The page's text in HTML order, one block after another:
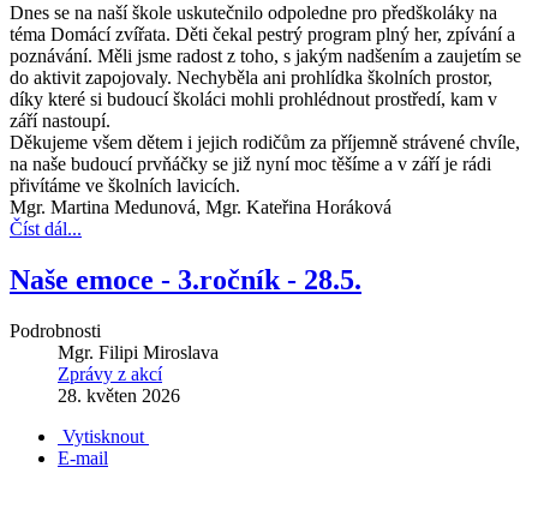
Dnes se na naší škole uskutečnilo odpoledne pro předškoláky na
téma Domácí zvířata. Děti čekal pestrý program plný her, zpívání a
poznávání. Měli jsme radost z toho, s jakým nadšením a zaujetím se
do aktivit zapojovaly. Nechyběla ani prohlídka školních prostor,
díky které si budoucí školáci mohli prohlédnout prostředí, kam v
září nastoupí.
Děkujeme všem dětem i jejich rodičům za příjemně strávené chvíle,
na naše budoucí prvňáčky se již nyní moc těšíme a v září je rádi
přivítáme ve školních lavicích.
Mgr. Martina Medunová, Mgr. Kateřina Horáková
Číst dál...
Naše emoce - 3.ročník - 28.5.
Podrobnosti
Mgr. Filipi Miroslava
Zprávy z akcí
28. květen 2026
Vytisknout
E-mail